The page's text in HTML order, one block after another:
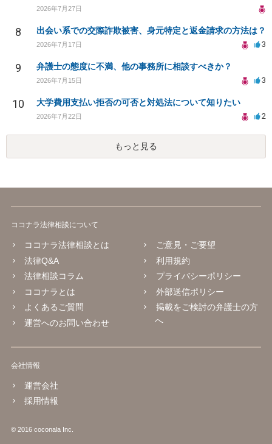
2026年7月27日
8 出会い系での交際詐欺被害、身元特定と返金請求の方法は？
2026年7月17日 3
9 弁護士の態度に不満、他の事務所に相談すべきか？
2026年7月15日 3
10 大学費用支払い拒否の可否と対処法について知りたい
2026年7月22日 2
もっと見る
ココナラ法律相談について
ココナラ法律相談とは
法律Q&A
法律相談コラム
ココナラとは
よくあるご質問
運営へのお問い合わせ
ご意見・ご要望
利用規約
プライバシーポリシー
外部送信ポリシー
掲載をご検討の弁護士の方
へ
会社情報
運営会社
採用情報
© 2016 coconala Inc.